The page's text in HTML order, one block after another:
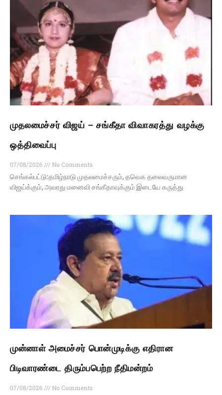
முதலமைச்சர் விஜய் – சங்கீதா விவாகரத்து வழக்கு
ஒத்திவைப்பு
07/08/2026
No Comments
செங்கல்பட்டு:தமிழ்நாடு முதலமைச்சரும், தவெக தலைவருமான
விஜய்க்கும், அவரது மனைவி சங்கீதாவுக்கும் இடையே கருத்து
முன்னாள் அமைச்சர் பொன்முடிக்கு எதிரான
பிடிவாரண்டை திரும்பபெற்ற நீதிமன்றம்
07/08/2026 No Comments